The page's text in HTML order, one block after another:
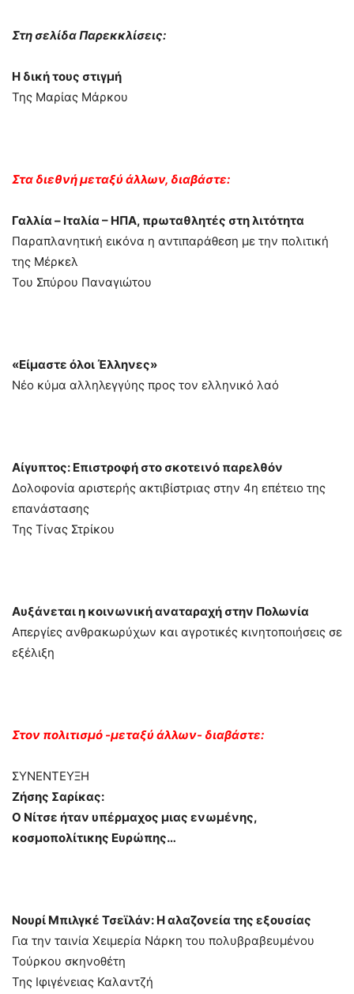
Στη σελίδα Παρεκκλίσεις:
Η δική τους στιγμή
Της Μαρίας Μάρκου
Στα διεθνή μεταξύ άλλων, διαβάστε:
Γαλλία – Ιταλία – ΗΠΑ, πρωταθλητές στη λιτότητα
Παραπλανητική εικόνα η αντιπαράθεση με την πολιτική
της Μέρκελ
Του Σπύρου Παναγιώτου
«Είμαστε όλοι Έλληνες»
Νέο κύμα αλληλεγγύης προς τον ελληνικό λαό
Αίγυπτος: Επιστροφή στο σκοτεινό παρελθόν
Δολοφονία αριστερής ακτιβίστριας στην 4η επέτειο της
επανάστασης
Της Τίνας Στρίκου
Αυξάνεται η κοινωνική αναταραχή στην Πολωνία
Απεργίες ανθρακωρύχων και αγροτικές κινητοποιήσεις σε
εξέλιξη
Στον πολιτισμό -μεταξύ άλλων- διαβάστε:
ΣΥΝΕΝΤΕΥΞΗ
Ζήσης Σαρίκας:
Ο Νίτσε ήταν υπέρμαχος μιας ενωμένης,
κοσμοπολίτικης Ευρώπης…
Νουρί Μπιλγκέ Τσεϊλάν: H αλαζονεία της εξουσίας
Για την ταινία Χειμερία Νάρκη του πολυβραβευμένου
Τούρκου σκηνοθέτη
Της Ιφιγένειας Καλαντζή